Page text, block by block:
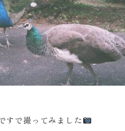
すで撮ってみました